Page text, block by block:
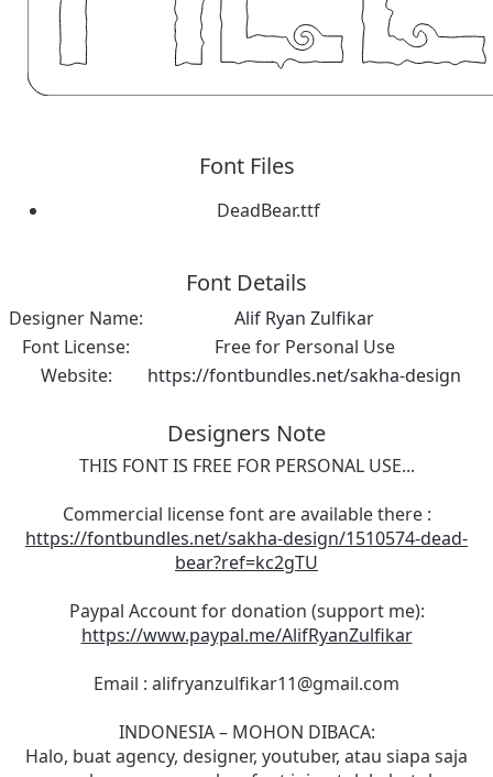
Font Files
DeadBear.ttf
Font Details
Designer Name:
Alif Ryan Zulfikar
Font License:
Free for Personal Use
Website:
https://fontbundles.net/sakha-design
Designers Note
THIS FONT IS FREE FOR PERSONAL USE...
Commercial license font are available there :
https://fontbundles.net/sakha-design/1510574-dead-
bear?ref=kc2gTU
Paypal Account for donation (support me):
https://www.paypal.me/AlifRyanZulfikar
Email : alifryanzulfikar11@gmail.com
INDONESIA – MOHON DIBACA:
Halo, buat agency, designer, youtuber, atau siapa saja